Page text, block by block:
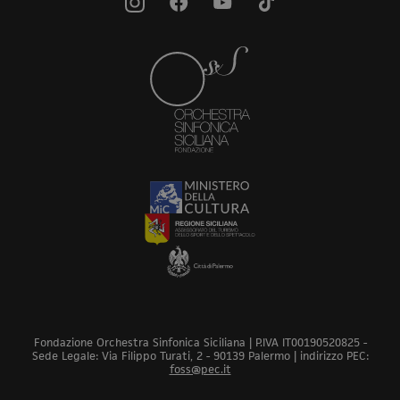
Fondazione Orchestra Sinfonica Siciliana | P.IVA IT00190520825 -
Sede Legale: Via Filippo Turati, 2 - 90139 Palermo | indirizzo PEC:
foss@pec.it